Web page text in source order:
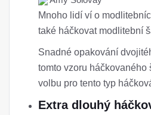
Mnoho lidí ví o
také háčkovat modlitební
Snadné opakování
tomto vzoru háčkovaného
volbu pro tento typ
Extra dlouhý